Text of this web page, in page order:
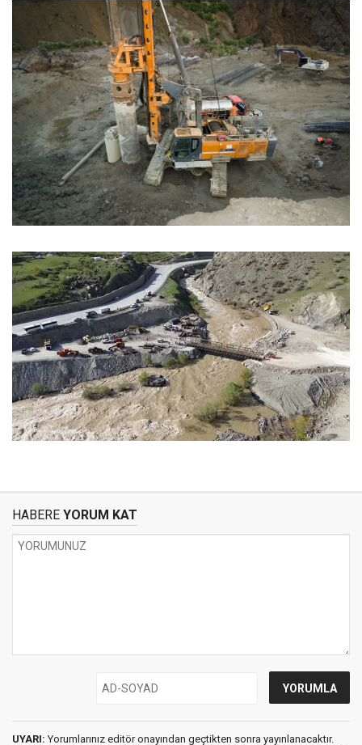
HABERE YORUM KAT
UYARI: Yorumlarınız editör onayından geçtikten sonra yayınlanacaktır.